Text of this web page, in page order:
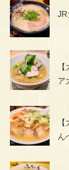
JR
ア
ん